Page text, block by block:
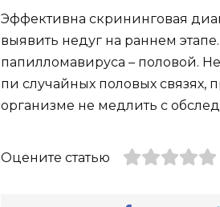
Эффективна скрининговая
выявить недуг на раннем
папилломавируса – половой.
пи случайных половых связях,
организме не медлить с
Оцените статью